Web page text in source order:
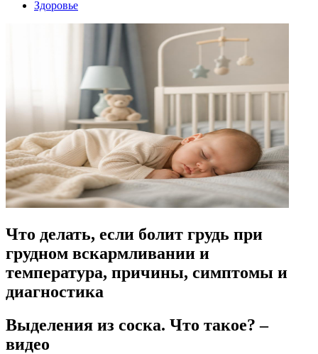
Здоровье
Что делать, если болит грудь при
грудном вскармливании и
температура, причины, симптомы и
диагностика
Выделения из соска. Что такое? ‒
видео